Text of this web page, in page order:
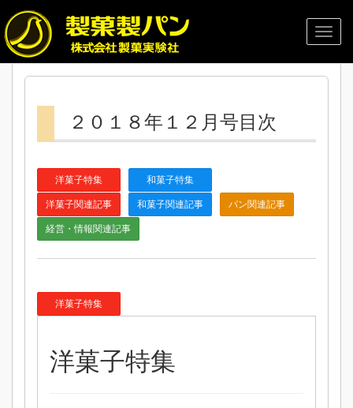
２０１８年１２月号目次
洋菓子特集
和菓子特集
洋菓子関連記事
和菓子関連記事
パン関連記事
経営・情報関連記事
洋菓子特集
洋菓子特集